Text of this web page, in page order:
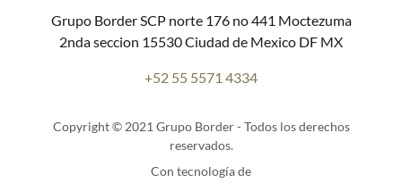
Grupo Border SCP norte 176 no 441 Moctezuma
2nda seccion 15530 Ciudad de Mexico DF MX
+52 55 5571 4334
Copyright © 2021 Grupo Border - Todos los derechos
reservados.
Con tecnología de